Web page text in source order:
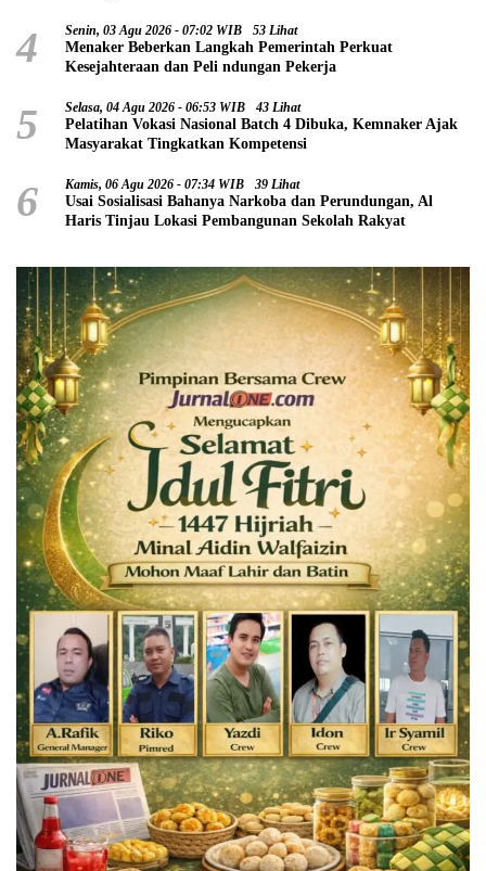
4 Senin, 03 Agu 2026 - 07:02 WIB 53 Lihat
Menaker Beberkan Langkah Pemerintah Perkuat
Kesejahteraan dan Peli ndungan Pekerja
5 Selasa, 04 Agu 2026 - 06:53 WIB 43 Lihat
Pelatihan Vokasi Nasional Batch 4 Dibuka, Kemnaker Ajak
Masyarakat Tingkatkan Kompetensi
6 Kamis, 06 Agu 2026 - 07:34 WIB 39 Lihat
Usai Sosialisasi Bahanya Narkoba dan Perundungan, Al
Haris Tinjau Lokasi Pembangunan Sekolah Rakyat